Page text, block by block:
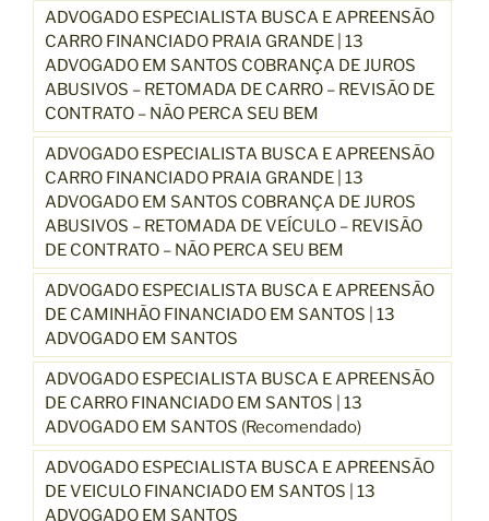
ADVOGADO ESPECIALISTA BUSCA E APREENSÃO
CARRO FINANCIADO PRAIA GRANDE | 13
ADVOGADO EM SANTOS COBRANÇA DE JUROS
ABUSIVOS – RETOMADA DE CARRO – REVISÃO DE
CONTRATO – NÃO PERCA SEU BEM
ADVOGADO ESPECIALISTA BUSCA E APREENSÃO
CARRO FINANCIADO PRAIA GRANDE | 13
ADVOGADO EM SANTOS COBRANÇA DE JUROS
ABUSIVOS – RETOMADA DE VEÍCULO – REVISÃO
DE CONTRATO – NÃO PERCA SEU BEM
ADVOGADO ESPECIALISTA BUSCA E APREENSÃO
DE CAMINHÃO FINANCIADO EM SANTOS | 13
ADVOGADO EM SANTOS
ADVOGADO ESPECIALISTA BUSCA E APREENSÃO
DE CARRO FINANCIADO EM SANTOS | 13
ADVOGADO EM SANTOS (Recomendado)
ADVOGADO ESPECIALISTA BUSCA E APREENSÃO
DE VEICULO FINANCIADO EM SANTOS | 13
ADVOGADO EM SANTOS